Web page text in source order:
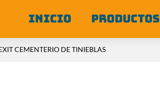
INICIO PRODUCTOS
CEMENTERIO DE TINIEBLAS